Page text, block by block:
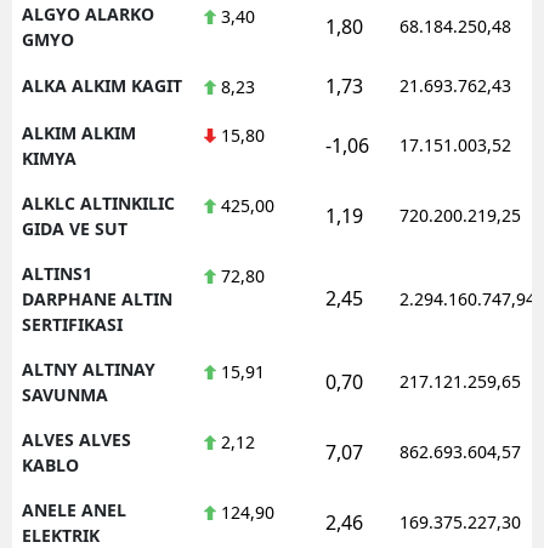
ALGYO ALARKO
GMYO
3,40 1,80 68.184.250,48
ALKA ALKIM KAGIT 8,23 1,73 21.693.762,43
ALKIM ALKIM
KIMYA
15,80 -1,06 17.151.003,52
ALKLC ALTINKILIC
GIDA VE SUT
425,00 1,19 720.200.219,25
ALTINS1
DARPHANE ALTIN
SERTIFIKASI
72,80
2,45 2.294.160.747,94
ALTNY ALTINAY
SAVUNMA
15,91 0,70 217.121.259,65
ALVES ALVES
KABLO
2,12 7,07 862.693.604,57
ANELE ANEL
ELEKTRIK
124,90 2,46 169.375.227,30